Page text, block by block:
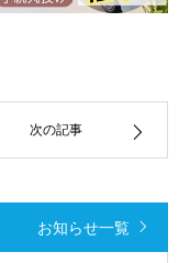
次の記事
お知らせ一覧